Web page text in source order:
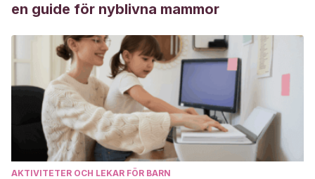
en guide för nyblivna mammor
AKTIVITETER OCH LEKAR FÖR BARN